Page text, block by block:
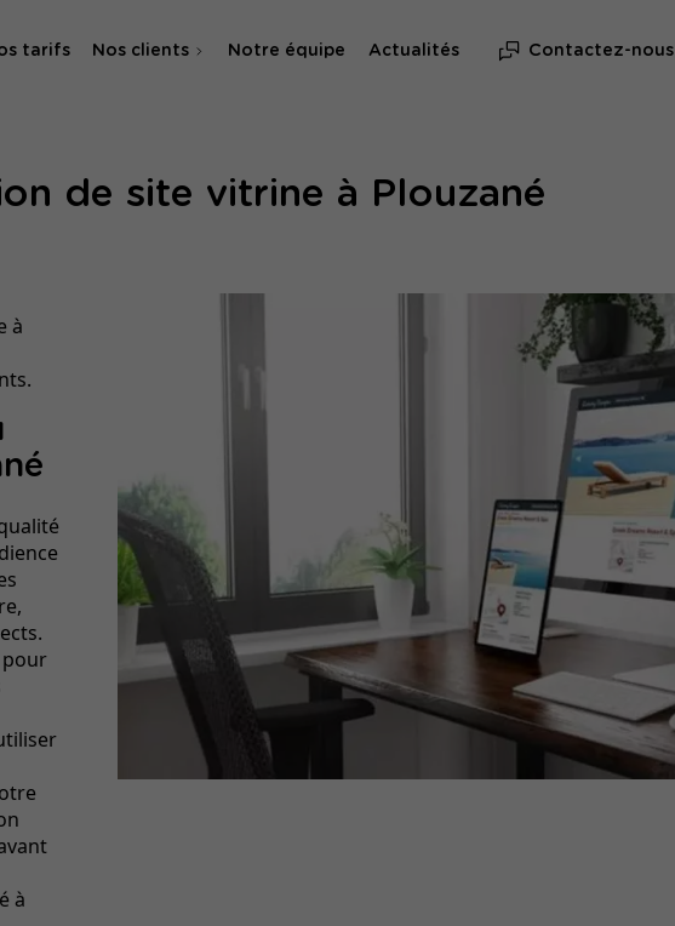
tarifs Nos clients Notre équipe Actualités Contactez-nous
de site vitrine à Plouzané
à
pour
à